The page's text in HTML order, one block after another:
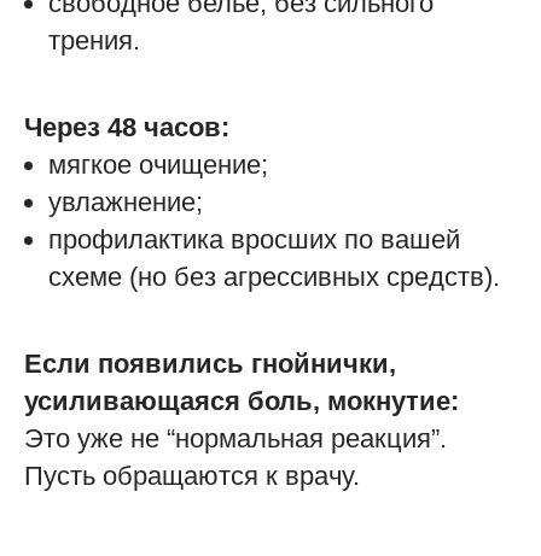
трения.
Через 48 часов:
мягкое очищение;
увлажнение;
профилактика вросших по вашей
схеме (но без агрессивных средств).
Если появились гнойнички,
усиливающаяся боль, мокнутие:
Это уже не “нормальная реакция”.
Пусть обращаются к врачу.